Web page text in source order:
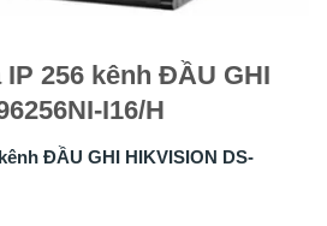
256 kênh ĐẦU GHI
I16/H
ĐẦU GHI HIKVISION DS-